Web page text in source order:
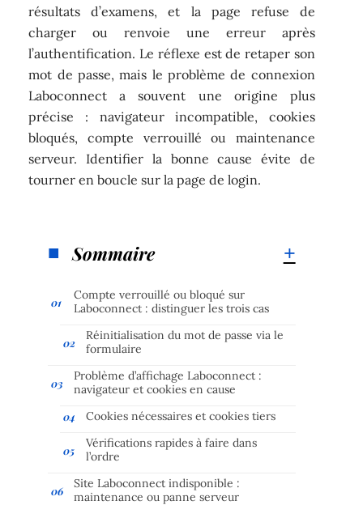
résultats d’examens, et la page refuse de
charger ou renvoie une erreur après
l’authentification. Le réflexe est de retaper son
mot de passe, mais le problème de connexion
Laboconnect a souvent une origine plus
précise : navigateur incompatible, cookies
bloqués, compte verrouillé ou maintenance
serveur. Identifier la bonne cause évite de
tourner en boucle sur la page de login.
Sommaire
Compte verrouillé ou bloqué sur
Laboconnect : distinguer les trois cas
Réinitialisation du mot de passe via le
formulaire
Problème d’affichage Laboconnect :
navigateur et cookies en cause
Cookies nécessaires et cookies tiers
Vérifications rapides à faire dans
l’ordre
Site Laboconnect indisponible :
maintenance ou panne serveur